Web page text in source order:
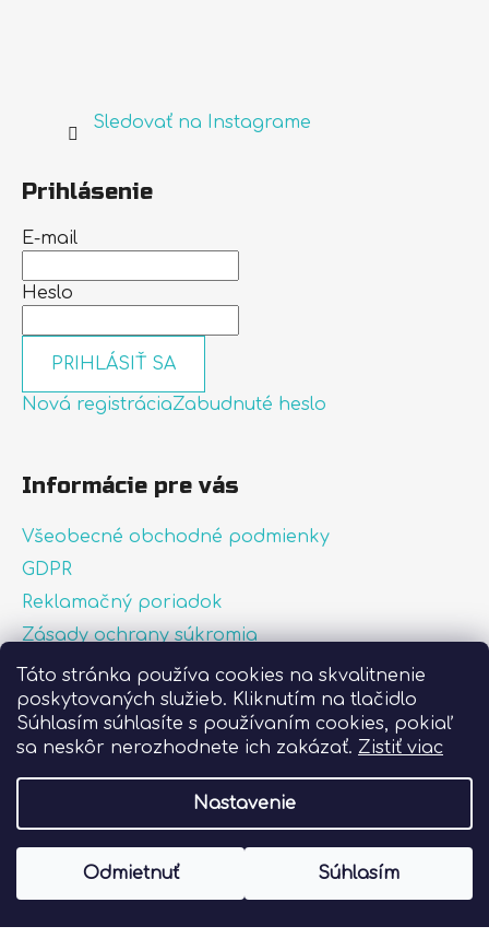
Táto stránka používa cookies na skvalitnenie
poskytovaných služieb. Kliknutím na tlačidlo
Súhlasím súhlasíte s používaním cookies, pokiaľ
sa neskôr nerozhodnete ich zakázať. Zistiť viac
Nastavenie
Odmietnuť Súhlasím
Sledovať na Instagrame
Prihlásenie
E-mail
Heslo
PRIHLÁSIŤ SA
Nová registráciaZabudnuté heslo
Informácie pre vás
Všeobecné obchodné podmienky
GDPR
Reklamačný poriadok
Zásady ochrany súkromia
Zásady používania súborov cookies
O nás
FAQ
Vytvoril Shoptet
Copyright 2026
. Všetky práva
vyhradené.Upraviť nastavenie cookies